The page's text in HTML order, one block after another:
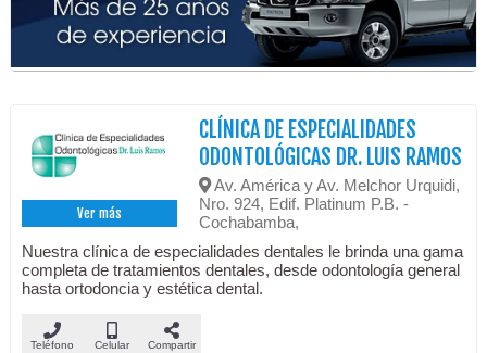
Ver más
CLÍNICA DE ESPECIALIDADES
ODONTOLÓGICAS DR. LUIS RAMOS
Av. América y Av. Melchor Urquidi,
Nro. 924, Edif. Platinum P.B. -
Cochabamba,
Nuestra clínica de especialidades dentales le brinda una gama
completa de tratamientos dentales, desde odontología general
hasta ortodoncia y estética dental.
Teléfono Celular Compartir